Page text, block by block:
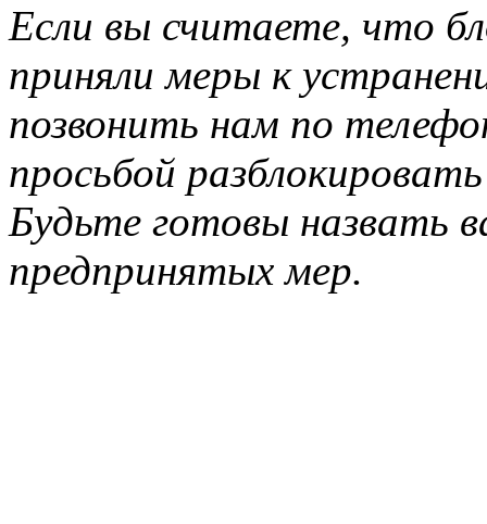
Если вы считаете, что
приняли меры к
позвонить нам по
просьбой
Будьте готовы назвать
предпринятых мер.